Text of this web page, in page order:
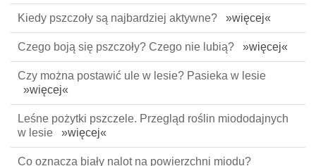
Kiedy pszczoły są najbardziej aktywne? »więcej«
Czego boją się pszczoły? Czego nie lubią? »więcej«
Czy można postawić ule w lesie? Pasieka w lesie
»więcej«
Leśne pożytki pszczele. Przegląd roślin miododajnych
w lesie »więcej«
Co oznacza biały nalot na powierzchni miodu?